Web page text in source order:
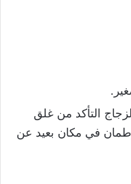
التأكد من غلق
في مكان بعيد عن